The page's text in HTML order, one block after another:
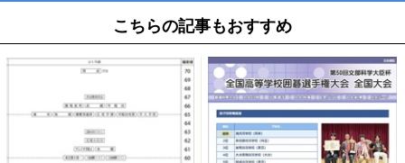
こちらの記事もおすすめ